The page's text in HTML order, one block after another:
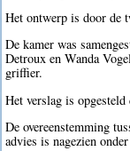
Het ontwerp is door de
De kamer was
Detroux en Wanda
griffier.
Het verslag is
De overeenstemming
advies is nagezien